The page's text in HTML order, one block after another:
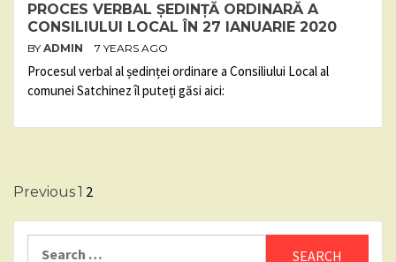
PROCES VERBAL ȘEDINȚĂ ORDINARĂ A
CONSILIULUI LOCAL ÎN 27 IANUARIE 2020
BY ADMIN 7 YEARS AGO
Procesul verbal al ședinței ordinare a Consiliului Local al
comunei Satchinez îl puteți găsi aici:
Posts
pagination
Previous1 2